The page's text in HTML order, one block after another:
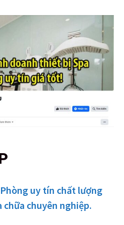
uy tín chất lượng
chuyên nghiệp.